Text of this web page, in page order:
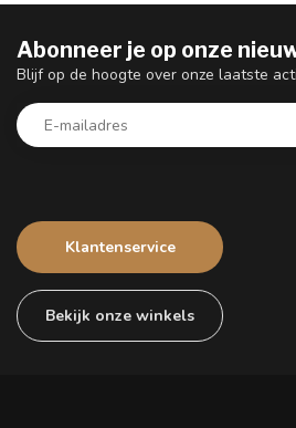
Klantenservice
Bekijk onze winkels
Abonneer je op onze
Blijf op de hoogte over onze laatste